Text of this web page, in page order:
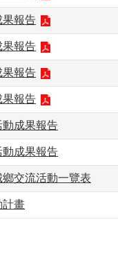
果報告
果報告
果報告
果報告
成果報告
成果報告
交流活動一覽表
計畫